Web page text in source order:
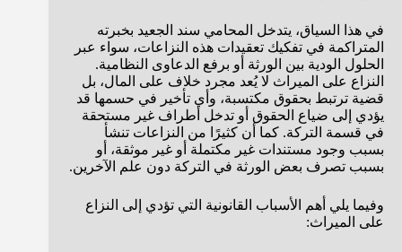
في هذا السياق، يتدخل المحامي سند الجعيد بخبرته
المتراكمة في تفكيك تعقيدات هذه النزاعات، سواء عبر
الحلول الودية بين الورثة أو برفع الدعاوى النظامية.
النزاع على الميراث لا يُعد مجرد خلاف على المال، بل
قضية ترتبط بحقوق مكتسبة، وأي تأخير في حسمها قد
يؤدي إلى ضياع الحقوق أو تدخل أطراف غير مستحقة
في قسمة التركة. كما أن كثيرًا من النزاعات تنشأ
بسبب وجود مستندات غير مكتملة أو غير موثقة، أو
بسبب تصرف بعض الورثة في التركة دون علم الآخرين.
وفيما يلي أهم الأسباب القانونية التي تؤدي إلى النزاع
على الميراث: